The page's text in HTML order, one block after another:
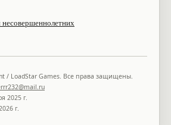
/ LoadStar Games. Все права защищены.
2025 г.
г.